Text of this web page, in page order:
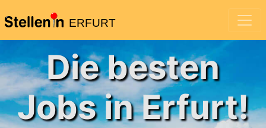
ERFURT
Die besten
Jobs in Erfurt!